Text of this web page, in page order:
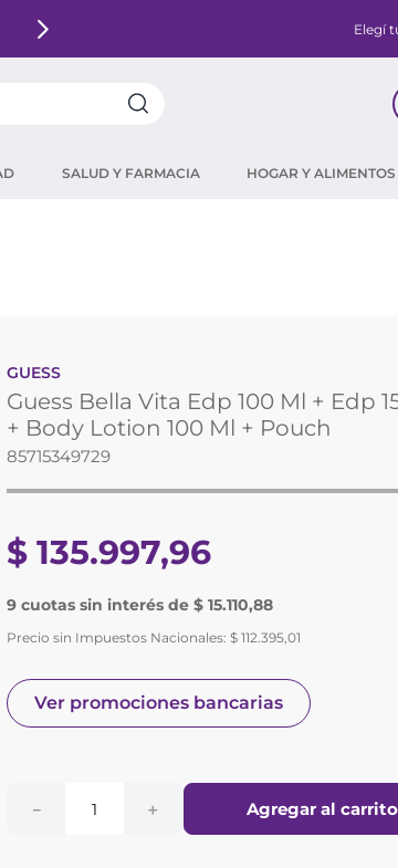
Elegí
SALUD Y FARMACIA HOGAR Y ALIMENTOS
GUESS
Guess Bella Vita Edp 100 Ml + Edp
+ Body Lotion 100 Ml + Pouch
85715349729
$ 135.997,96
9 cuotas sin interés de $ 15.110,88
Precio sin Impuestos Nacionales:$ 112.395,01
Ver promociones bancarias
＋
－ Agregar al carrito